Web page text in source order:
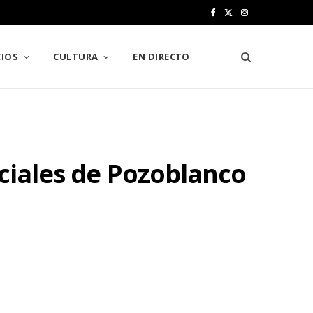
e w
I
s
t
CULTURA EN DIRECTO
de Pozoblanco